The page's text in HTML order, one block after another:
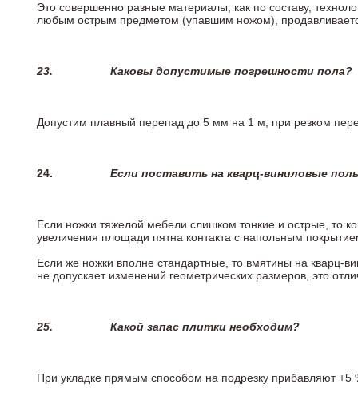
Это совершенно разные материалы, как по составу,
любым острым предметом (упавшим ножом),
23. Каковы допустимые погрешности пола?
Допустим плавный перепад до 5 мм на 1 м, при резком
24. Если поставить на кварц-виниловые
Если ножки тяжелой мебели слишком тонкие и острые, то
увеличения площади пятна контакта с напольным
Если же ножки вполне стандартные, то вмятины на кварц-
не допускает изменений геометрических размеров, это
25. Какой запас плитки необходим?
При укладке прямым способом на подрезку прибавляют +5